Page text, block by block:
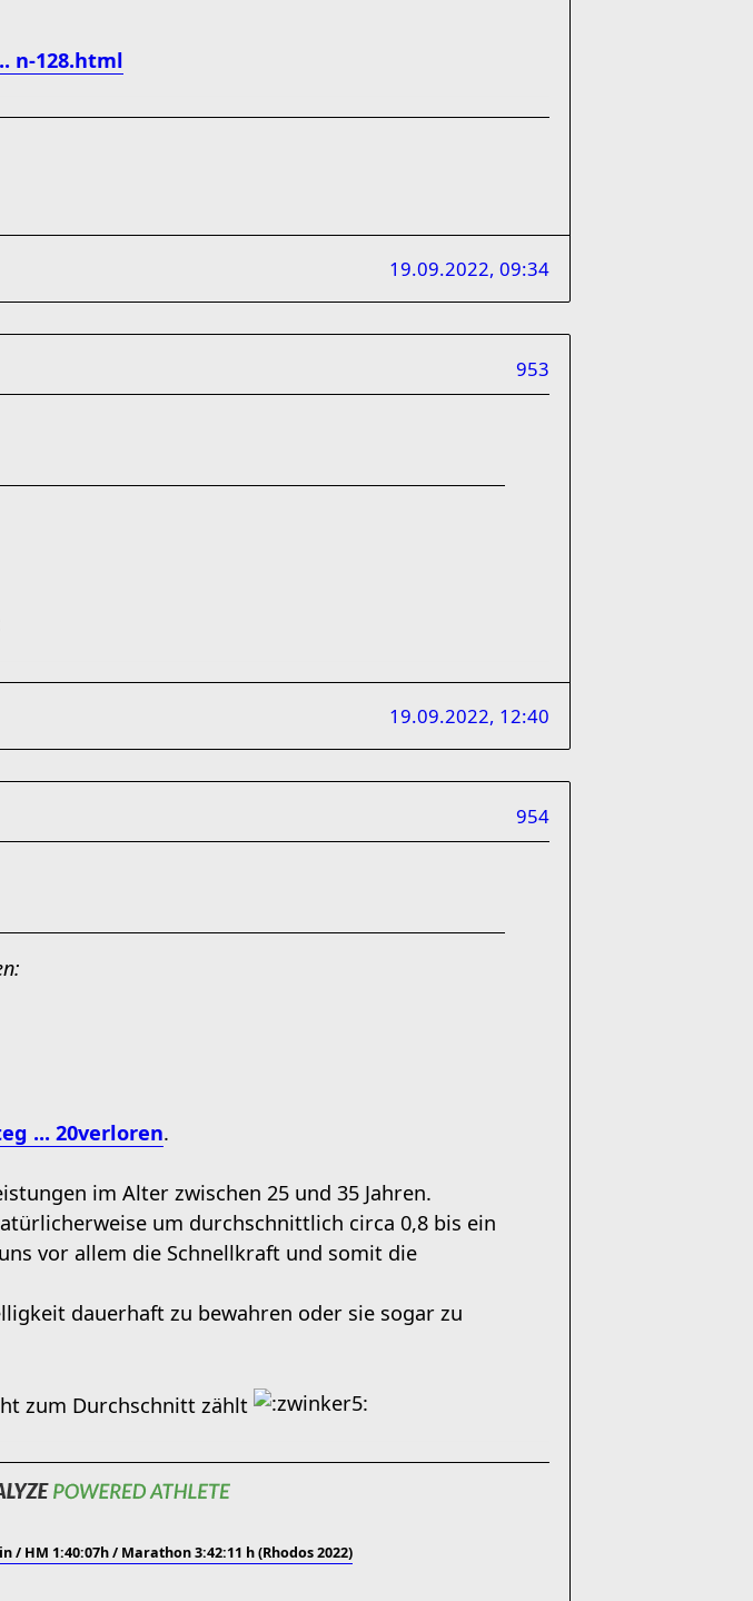
n-128.html
19.09.2022, 09:34
953
19.09.2022, 12:40
954
... 20verloren.
im Alter zwischen 25 und 35 Jahren.
um durchschnittlich circa 0,8 bis ein
vor allem die Schnellkraft und somit die
dauerhaft zu bewahren oder sie sogar zu
zum Durchschnitt zählt
/ HM 1:40:07h / Marathon 3:42:11 h (Rhodos 2022)